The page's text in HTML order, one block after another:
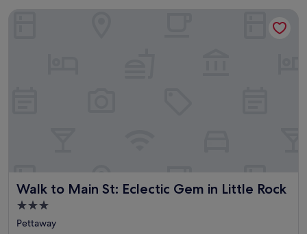
Walk to Main St: Eclectic Gem in Little Rock
Walk to Main St: Eclectic Gem in Little Rock
3.0-
Sterne-
Pettaway